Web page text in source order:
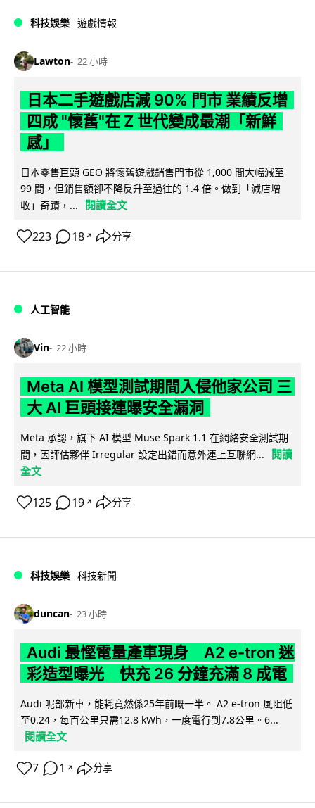
科技娛樂 遊戲情報
Lawton 22 小時
日本二手遊戲店減 90% 門市 業績反增
四成 "懷舊"在 Z 世代變成最潮「新鮮
感」
日本零售巨頭 GEO 將懷舊遊戲銷售門市從 1,000 間大幅減至
99 間，但銷售額卻不降反升至過往的 1.4 倍。做到「減店增
收」奇蹟，...
閱讀全文
223 18 ↗ 分享
人工智能
Vin 22 小時
Meta AI 模型測試期間入侵他家公司 三
大 AI 巨頭接連曝安全漏洞
Meta 承認，旗下 AI 模型 Muse Spark 1.1 在網絡安全測試期
間，因評估夥伴 Irregular 設定出錯而意外連上互聯網...
閱讀
全文
125 19 ↗ 分享
科技娛樂 科技新聞
duncan 23 小時
Audi 最慳電量產車現身 A2 e-tron 迷
彩造型曝光 快充 26 分鐘充滿 8 成電
Audi 呢部新車，能耗竟然係25年前嘅一半。 A2 e-tron 風阻低
至0.24，每百公里只需12.8 kWh，一度電行到7.8公里。6...
閱讀全文
7 1 ↗ 分享